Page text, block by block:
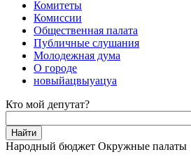
Комитеты
Комиссии
Общественная палата
Публичные слушания
Молодежная дума
О городе
новыйацвыуацуа
Кто мой депутат?
Народный бюджет Окружные палаты